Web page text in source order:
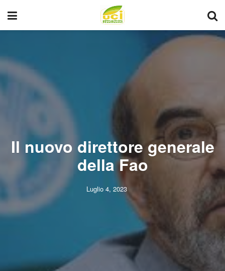
Il nuovo direttore generale
della Fao
Luglio 4, 2023